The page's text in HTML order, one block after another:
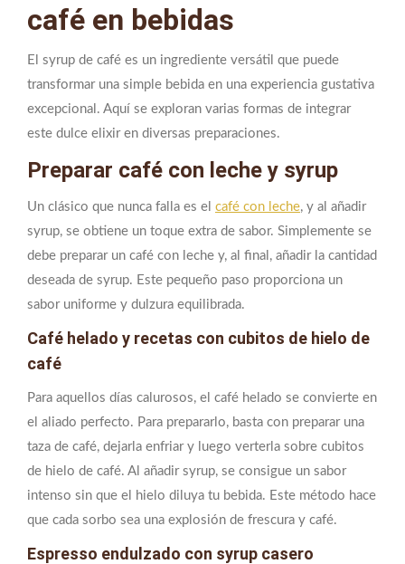
café en bebidas
El syrup de café es un ingrediente versátil que puede
transformar una simple bebida en una experiencia gustativa
excepcional. Aquí se exploran varias formas de integrar
este dulce elixir en diversas preparaciones.
Preparar café con leche y syrup
Un clásico que nunca falla es el café con leche, y al añadir
syrup, se obtiene un toque extra de sabor. Simplemente se
debe preparar un café con leche y, al final, añadir la cantidad
deseada de syrup. Este pequeño paso proporciona un
sabor uniforme y dulzura equilibrada.
Café helado y recetas con cubitos de hielo de
café
Para aquellos días calurosos, el café helado se convierte en
el aliado perfecto. Para prepararlo, basta con preparar una
taza de café, dejarla enfriar y luego verterla sobre cubitos
de hielo de café. Al añadir syrup, se consigue un sabor
intenso sin que el hielo diluya tu bebida. Este método hace
que cada sorbo sea una explosión de frescura y café.
Espresso endulzado con syrup casero